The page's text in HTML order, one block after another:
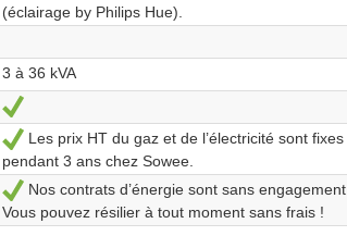
(éclairage by Philips Hue).
3 à 36 kVA
Ja
Ja
Les prix HT du gaz et de l’électricité sont fixes
pendant 3 ans chez Sowee.
Ja
Nos contrats d’énergie sont sans engagement.
Vous pouvez résilier à tout moment sans frais !